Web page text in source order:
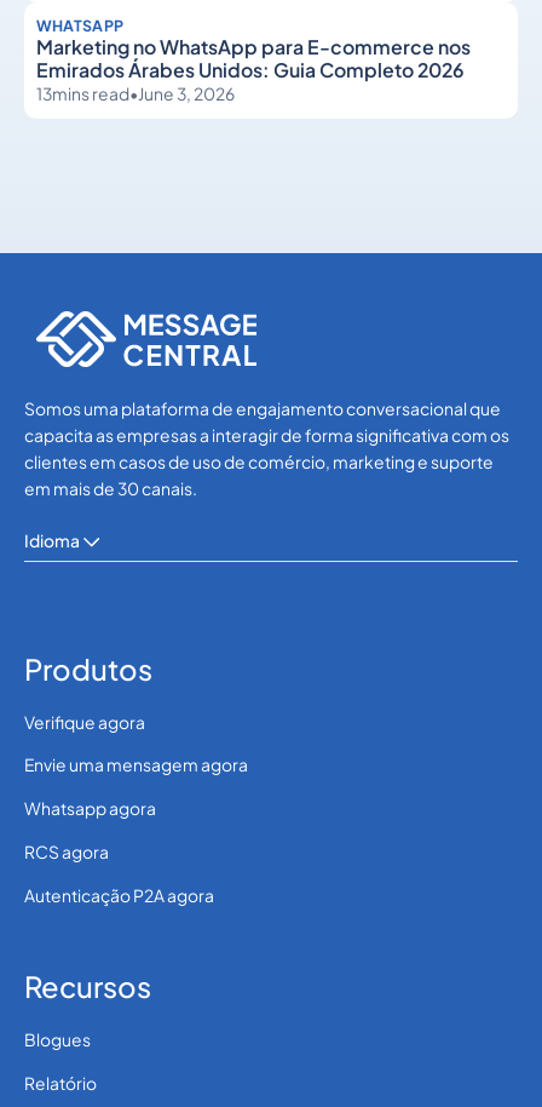
WHATSAPP
Marketing no WhatsApp para E-commerce nos
Emirados Árabes Unidos: Guia Completo 2026
13mins read•June 3, 2026
Somos uma plataforma de engajamento conversacional que
capacita as empresas a interagir de forma significativa com os
clientes em casos de uso de comércio, marketing e suporte
em mais de 30 canais.
Idioma
Produtos
Verifique agora
Envie uma mensagem agora
Whatsapp agora
RCS agora
Autenticação P2A agora
Recursos
Blogues
Relatório